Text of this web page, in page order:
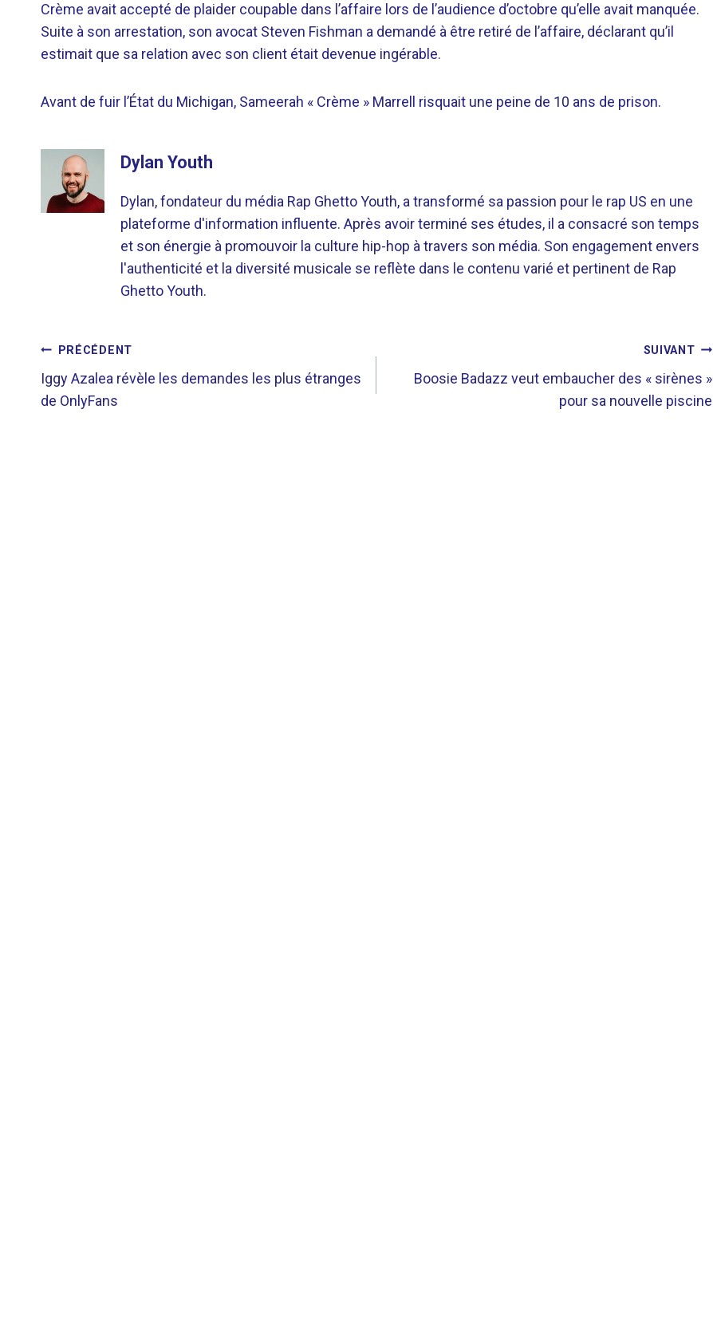
Crème avait accepté de plaider coupable dans l’affaire lors de l’audience d’octobre qu’elle avait manquée.
Suite à son arrestation, son avocat Steven Fishman a demandé à être retiré de l’affaire, déclarant qu’il
estimait que sa relation avec son client était devenue ingérable.
Avant de fuir l’État du Michigan, Sameerah « Crème » Marrell risquait une peine de 10 ans de prison.
Dylan Youth
Dylan, fondateur du média Rap Ghetto Youth, a transformé sa passion pour le rap US en une
plateforme d'information influente. Après avoir terminé ses études, il a consacré son temps
et son énergie à promouvoir la culture hip-hop à travers son média. Son engagement envers
l'authenticité et la diversité musicale se reflète dans le contenu varié et pertinent de Rap
Ghetto Youth.
NAVIGATION
DE
PRÉCÉDENT
Iggy Azalea révèle les demandes les plus étranges
de OnlyFans
SUIVANT
Boosie Badazz veut embaucher des « sirènes »
pour sa nouvelle piscine